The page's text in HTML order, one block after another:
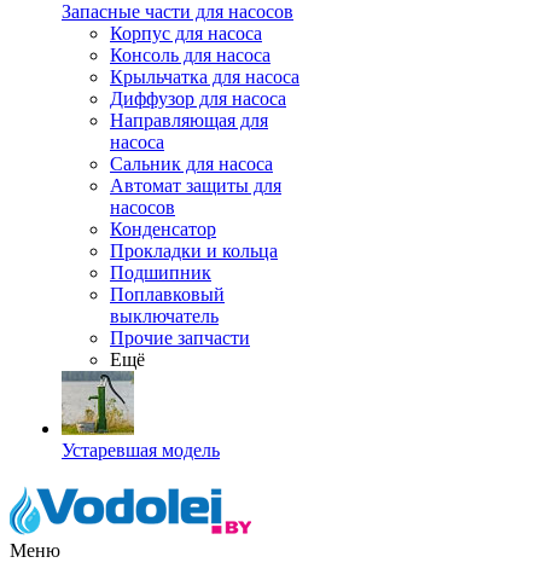
Запасные части для насосов
Корпус для насоса
Консоль для насоса
Крыльчатка для насоса
Диффузор для насоса
Направляющая для
насоса
Сальник для насоса
Автомат защиты для
насосов
Конденсатор
Прокладки и кольца
Подшипник
Поплавковый
выключатель
Прочие запчасти
Ещё
Устаревшая модель
Меню